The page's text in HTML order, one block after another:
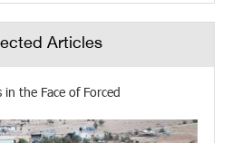
Articles
the Face of Forced